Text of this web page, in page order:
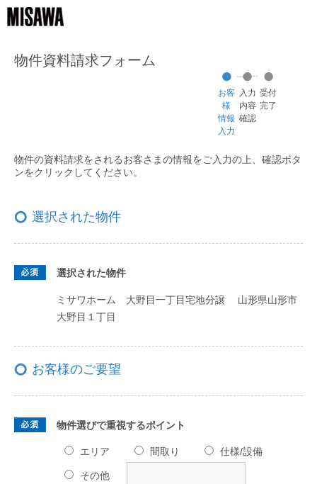
物件資料請求フォーム
お客
様
情報
入力
入力
内容
確認
受付
完了
物件の資料請求をされるお客さまの情報をご入力の上、 確認ボタ
ンをクリックしてください。
選択された物件
選択された物件
ミサワホーム 大野目一丁目宅地分譲
山形県山形市
大野目１丁目
お客様のご要望
物件選びで重視するポイント
エリア 間取り 仕様/設備
その他